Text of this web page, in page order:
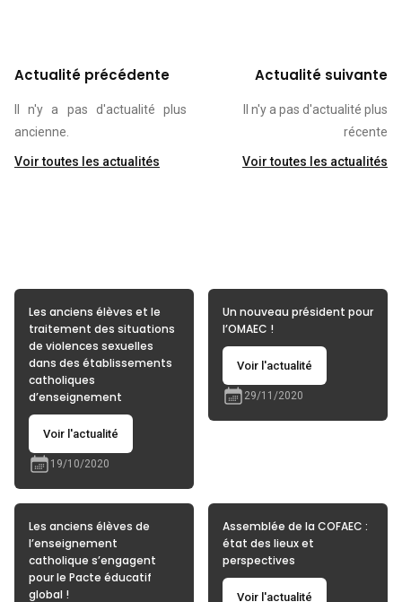
Actualité précédente
Il n'y a pas d'actualité plus
ancienne.
Voir toutes les actualités
Actualité suivante
Il n'y a pas d'actualité plus
récente
Voir toutes les actualités
Les anciens élèves et le
traitement des situations
de violences sexuelles
dans des établissements
catholiques
d’enseignement
Voir l'actualité
19/10/2020
Un nouveau président pour
l’OMAEC !
Voir l'actualité
29/11/2020
Les anciens élèves de
l’enseignement
catholique s’engagent
pour le Pacte éducatif
global !
Assemblée de la COFAEC :
état des lieux et
perspectives
Voir l'actualité